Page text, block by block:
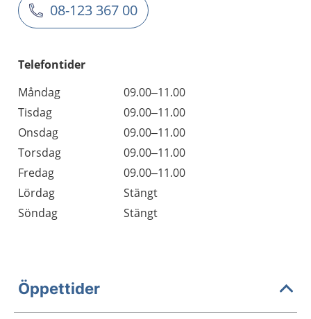
08-123 367 00
Telefontider
Måndag
09.00–11.00
Tisdag
09.00–11.00
Onsdag
09.00–11.00
Torsdag
09.00–11.00
Fredag
09.00–11.00
Lördag
Stängt
Söndag
Stängt
Öppettider